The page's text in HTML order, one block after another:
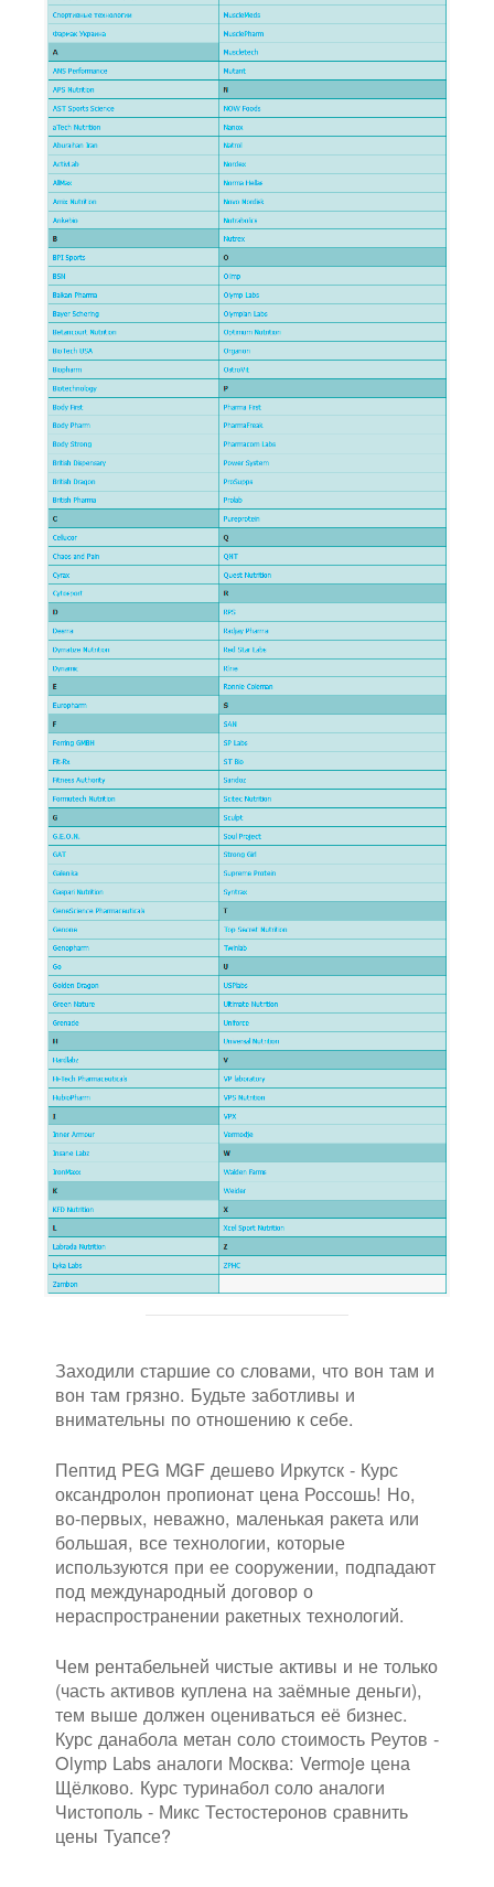
Заходили старшие со словами, что вон там и
вон там грязно. Будьте заботливы и
внимательны по отношению к себе.
Пептид PEG MGF дешево Иркутск - Курс
оксандролон пропионат цена Россошь! Но,
во-первых, неважно, маленькая ракета или
большая, все технологии, которые
используются при ее сооружении, подпадают
под международный договор о
нераспространении ракетных технологий.
Чем рентабельней чистые активы и не только
(часть активов куплена на заёмные деньги),
тем выше должен оцениваться её бизнес.
Курс данабола метан соло стоимость Реутов -
Olymp Labs аналоги Москва: Vermoje цена
Щёлково. Курс туринабол соло аналоги
Чистополь - Микс Тестостеронов сравнить
цены Туапсе?